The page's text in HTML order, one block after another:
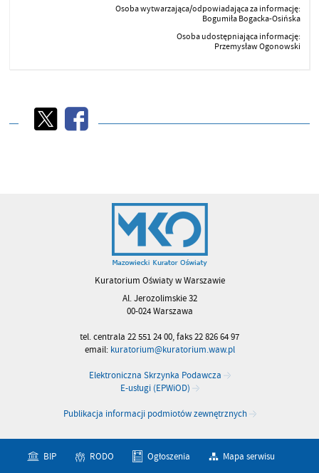
Osoba wytwarzająca/odpowiadająca za informację:
Bogumiła Bogacka-Osińska
Osoba udostępniająca informację:
Przemysław Ogonowski
Kuratorium Oświaty w Warszawie
Al. Jerozolimskie 32
00-024 Warszawa
tel. centrala 22 551 24 00, faks 22 826 64 97
email: kuratorium@kuratorium.waw.pl
Elektroniczna Skrzynka Podawcza
E-usługi (EPWiOD)
Publikacja informacji podmiotów zewnętrznych
BIP RODO Ogłoszenia Mapa serwisu